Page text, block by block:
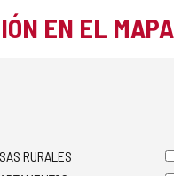
EN EL MAPA
RURALES